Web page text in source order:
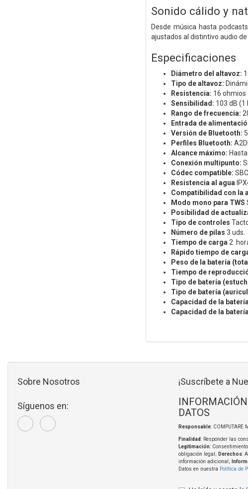
Sonido cálido y
Desde música hasta
ajustados al distintivo audio
Especificaciones
Diámetro del altavoz:
Tipo de altavoz:
Resistencia: 16 ohmios
Sensibilidad: 103 dB (1
Rango de frecuencia:
Entrada de
Versión de Bluetooth:
Perfiles Bluetooth:
Alcance máximo:
Conexión multipunto:
Códec compatible: SBC
Resistencia al agua
Compatibilidad con la
Modo mono para TWS
Posibilidad de
Tipo de controles
Número de pilas 3 uds.
Tiempo de carga2
Rápido tiempo de
Peso de la batería
Tiempo de
Tipo de batería
Tipo de batería
Capacidad de la
Capacidad de la
Sobre Nosotros
Síguenos en:
¡Suscríbete a
DATOS
Responsable: COMPUTARE
Finalidad: Responder las
Legitimación:
obligación legal; Derechos:
información adicional;
Datos en nuestra Política de